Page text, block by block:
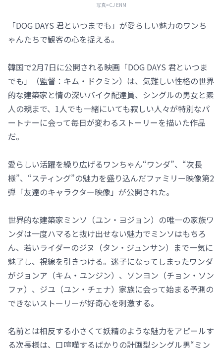
写真=CJ ENM
「DOG DAYS 君といつまでも」が愛らしい魅力のワンち
ゃんたちで観客の心を捉える。
韓国で2月7日に公開される映画「DOG DAYS 君といつま
でも」（監督：キム・ドクミン）は、気難しい性格の世界
的な建築家と情の深いバイク配達員、シングルの男女と素
人の親まで、1人でも一緒にいても寂しい人々が特別なパ
ートナーに会って毎日が変わるストーリーを描いた作品
だ。
愛らしい活躍を繰り広げるワンちゃん“ワンダ”、“次長
様”、“スティング”の魅力を盛り込んだファミリー映像第2
弾「友達のキャラクター映像」が公開された。
世界的な建築家ミンソ（ユン・ヨジョン）の唯一の家族ワ
ンダは一度ハマると抜け出せない魅力でミンソはもちろ
ん、若いライダーのジヌ（タン・ジュンサン）まで一気に
魅了し、視線を引きつける。迷子になってしまったワンダ
がジョンア（キム・ユンジン）、ソンヨン（チョン・ソン
ファ）、ジユ（ユン・チェナ）家族に会って始まる予測の
できないストーリーが好奇心を刺激する。
名前とは相反する小さくて妖精のような魅力をアピールす
る次長様は、口喧嘩するばかりの計画型シングル男“ミン